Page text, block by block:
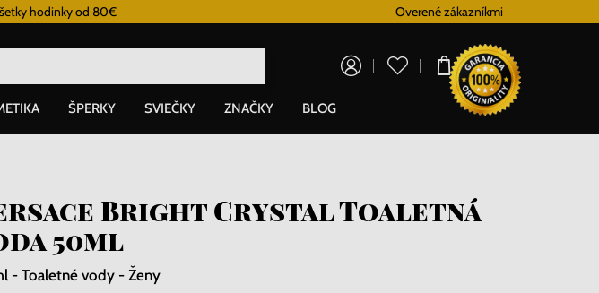
hodinky od 80€ Overené zákazníkmi
0,00 €
ŠPERKY SVIEČKY ZNAČKY BLOG
Bright Crystal Toaletná
50ml
- Toaletné vody - Ženy